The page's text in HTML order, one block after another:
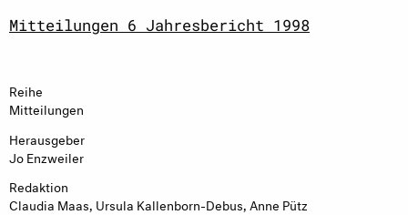
Mitteilungen 6 Jahresbericht 1998
Reihe
Mitteilungen
Herausgeber
Jo Enzweiler
Redaktion
Claudia Maas, Ursula Kallenborn-Debus, Anne Pütz